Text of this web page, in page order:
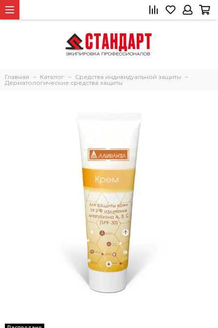
Главная Каталог
Средства индивидуальной защиты
Дерматологические средства защиты